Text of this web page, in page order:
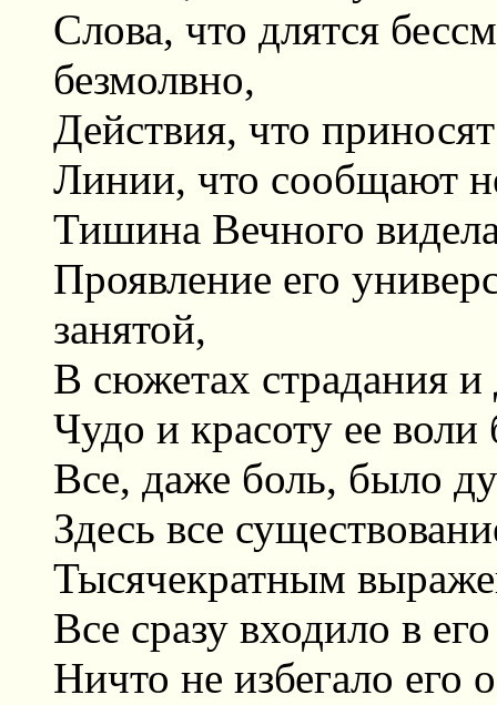
Слова, что длятся
безмолвно,
Действия, что
Линии, что сообщают
Тишина Вечного
Проявление его
занятой,
В сюжетах страдания и
Чудо и красоту ее воли
Все, даже боль, было
Здесь все
Тысячекратным
Все сразу входило в
Ничто не избегало его